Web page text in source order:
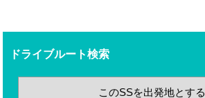
ドライブルート検索
このSSを出発地とする